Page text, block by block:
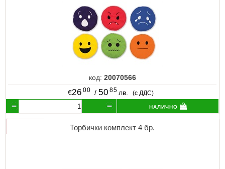
код: 20070566
€26 00 / 50 85 лв. (с ДДС)
налично
Торбички комплект 4 бр.